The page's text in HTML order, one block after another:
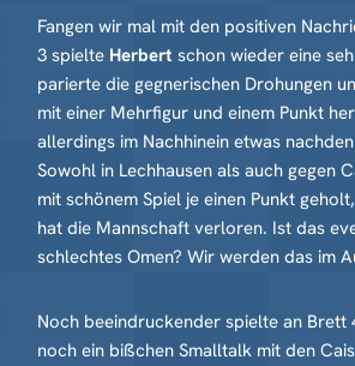
Fangen wir mal mit den positiven
3 spielte Herbert schon wieder eine
parierte die gegnerischen Drohungen
mit einer Mehrfigur und einem Punkt
allerdings im Nachhinein etwas
Sowohl in Lechhausen als auch gegen
mit schönem Spiel je einen Punkt
hat die Mannschaft verloren. Ist das
schlechtes Omen? Wir werden das im
Noch beeindruckender spielte an Brett
noch ein bißchen Smalltalk mit den